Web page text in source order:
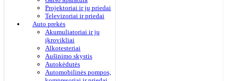
Projektoriai ir jų priedai
Televizoriai ir priedai
Auto prekės
Akumuliatoriai ir jų
įkrovikliai
Alkotesteriai
Aušinimo skystis
Autokėdutės
Automobilinės pompos,